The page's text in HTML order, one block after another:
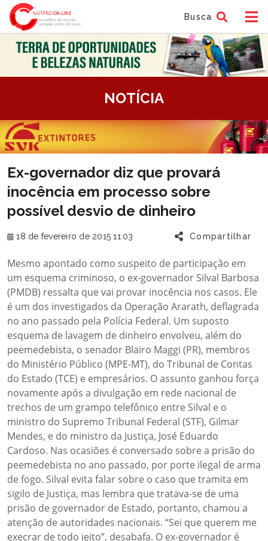
Busca
NOTÍCIA
Ex-governador diz que provará
inocência em processo sobre
possível desvio de dinheiro
18 de fevereiro de 2015 11:03 Compartilhar
Mesmo apontado como suspeito de participação em
um esquema criminoso, o ex-governador Silval Barbosa
(PMDB) ressalta que vai provar inocência nos casos. Ele
é um dos investigados da Operação Ararath, deflagrada
no ano passado pela Polícia Federal. Um suposto
esquema de lavagem de dinheiro envolveu, além do
peemedebista, o senador Blairo Maggi (PR), membros
do Ministério Público (MPE-MT), do Tribunal de Contas
do Estado (TCE) e empresários. O assunto ganhou força
novamente após a divulgação em rede nacional de
trechos de um grampo telefônico entre Silval e o
ministro do Supremo Tribunal Federal (STF), Gilmar
Mendes, e do ministro da Justiça, José Eduardo
Cardoso. Nas ocasiões é conversado sobre a prisão do
peemedebista no ano passado, por porte ilegal de arma
de fogo. Silval evita falar sobre o caso que tramita em
sigilo de Justiça, mas lembra que tratava-se de uma
prisão de governador de Estado, portanto, chamou a
atenção de autoridades nacionais. “Sei que querem me
execrar de todo jeito”, desabafa. O ex-governador é